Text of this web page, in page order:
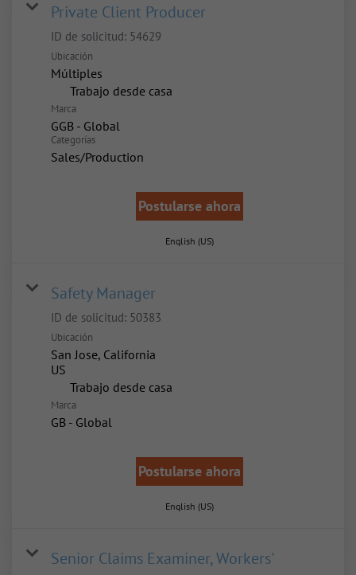
Private Client Producer
ID de solicitud: 54629
Ubicación
Múltiples
inicio
Trabajo desde casa
Marca
GGB - Global
Categorías
Sales/Production
Postularse ahora
English (US)
Safety Manager
ID de solicitud: 50383
Ubicación
San Jose, California
inicio
Trabajo desde casa
Marca
GB - Global
Postularse ahora
English (US)
Senior Claims Examiner, Workers'